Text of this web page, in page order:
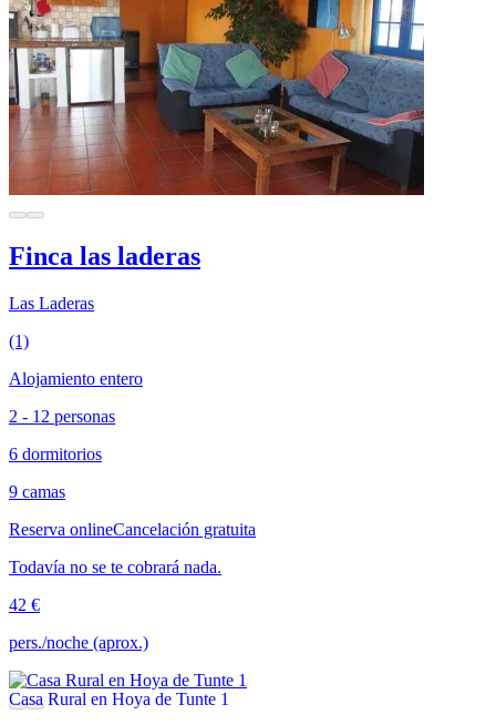
Finca las laderas
Las Laderas
(1)
Alojamiento entero
2 - 12 personas
6 dormitorios
9 camas
Reserva onlineCancelación gratuita
Todavía no se te cobrará nada.
42 €
pers./noche (aprox.)